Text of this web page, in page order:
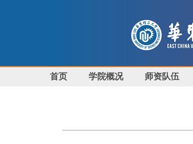
首页 学院概况 师资队伍